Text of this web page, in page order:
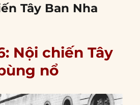
Tây Ban Nha
Nội chiến Tây
nổ